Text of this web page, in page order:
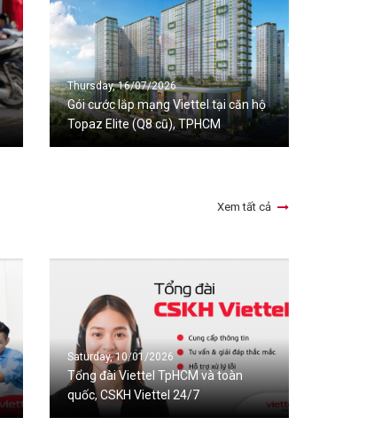
Thursday, 16/07/2026
Gói cước lắp mạng Viettel tại căn hộ
Topaz Elite (Q8 cũ), TPHCM
Xem tất cả
Saturday, 10/01/2026
Tổng đài Viettel TpHCM và toàn
quốc, CSKH Viettel 24/7